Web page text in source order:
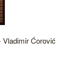
Vladimir Ćorović